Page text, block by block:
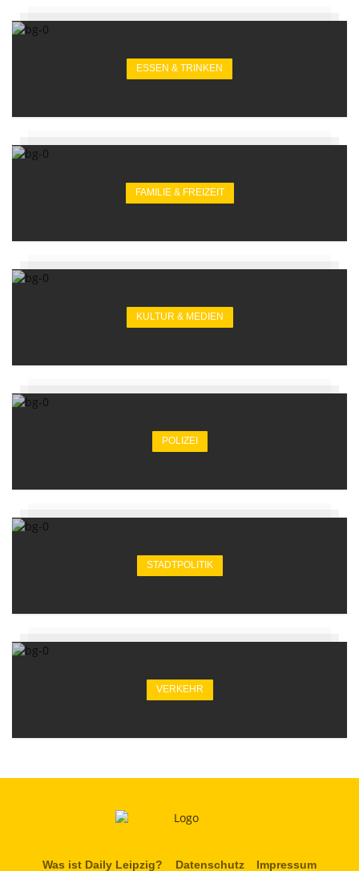
ESSEN & TRINKEN
FAMILIE & FREIZEIT
KULTUR & MEDIEN
POLIZEI
STADTPOLITIK
VERKEHR
Was ist Daily Leipzig? Datenschutz Impressum